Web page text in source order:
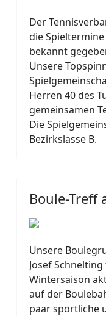
Der
die
bekannt
Unsere
Herren 40 des
gemeinsamen
Die
Bezirkslasse B.
Boule-Treff
Unsere
Josef
Wintersaison
auf der
paar sportliche